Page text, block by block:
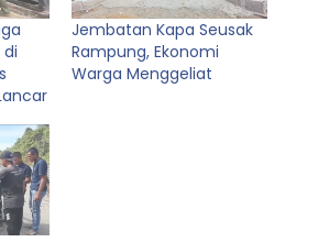
Jembatan Kapa Seusak
Rampung, Ekonomi
Warga Menggeliat